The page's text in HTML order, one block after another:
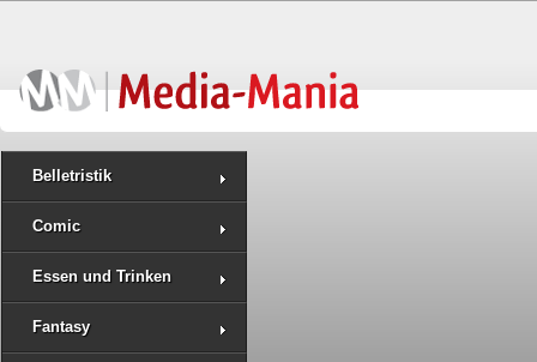
Belletristik
Comic
Essen und Trinken
Fantasy